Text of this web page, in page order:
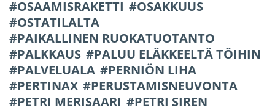
OSAAMISRAKETTI
OSAKKUUS
OSTATILALTA
PAIKALLINEN RUOKATUOTANTO
PALKKAUS
PALUU ELÄKKEELTÄ TÖIHIN
PALVELUALA
PERNIÖN LIHA
PERTINAX
PERUSTAMISNEUVONTA
PETRI MERISAARI
PETRI SIREN